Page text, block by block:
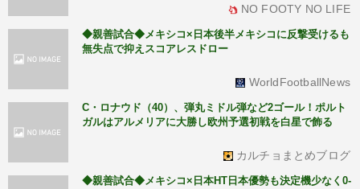
NO FOOTY NO LIFE
◆親善試合◆メキシコ×日本後半メキシコに反撃受けるも
無失点で抑えスコアレスドロー
WorldFootballNews
C・ロナウド（40）、弾丸ミドル弾など2ゴール！ポルト
ガルはアルメリアに大勝し欧州予選初戦を白星で飾る
カルチョまとめブログ
◆親善試合◆メキシコ×日本HT日本優勢も決定機少なく0-